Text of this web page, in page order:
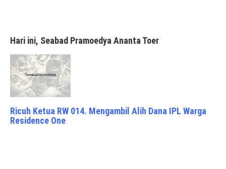
Hari ini, Seabad Pramoedya Ananta Toer
Ricuh Ketua RW 014. Mengambil Alih Dana IPL Warga
Residence One